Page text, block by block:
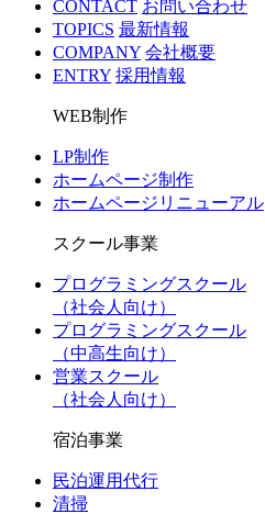
CONTACT お問い合わせ
TOPICS 最新情報
COMPANY 会社概要
ENTRY 採用情報
WEB制作
LP制作
ホームページ制作
ホームページリニューアル
スクール事業
プログラミングスクール
（社会人向け）
プログラミングスクール
（中高生向け）
営業スクール
（社会人向け）
宿泊事業
民泊運用代行
清掃